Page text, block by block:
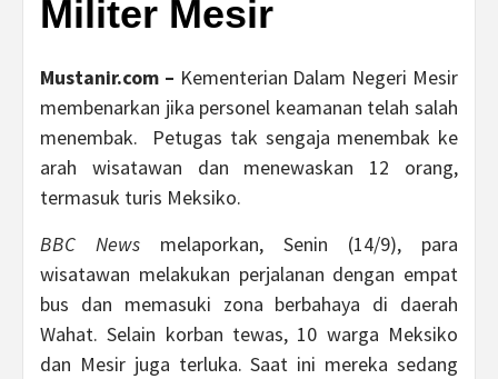
Militer Mesir
Mustanir.com – Kementerian Dalam Negeri Mesir
membenarkan jika personel keamanan telah salah
menembak. Petugas tak sengaja menembak ke
arah wisatawan dan menewaskan 12 orang,
termasuk turis Meksiko.
BBC News melaporkan, Senin (14/9), para
wisatawan melakukan perjalanan dengan empat
bus dan memasuki zona berbahaya di daerah
Wahat. Selain korban tewas, 10 warga Meksiko
dan Mesir juga terluka. Saat ini mereka sedang